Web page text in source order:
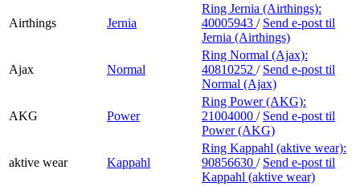
Airthings Jernia
Ring Jernia (Airthings):
40005943 / Send e-post til
Jernia (Airthings)
Ajax Normal
Ring Normal (Ajax):
40810252 / Send e-post til
Normal (Ajax)
AKG Power
Ring Power (AKG):
21004000 / Send e-post til
Power (AKG)
aktive wear Kappahl
Ring Kappahl (aktive wear):
90856630 / Send e-post til
Kappahl (aktive wear)